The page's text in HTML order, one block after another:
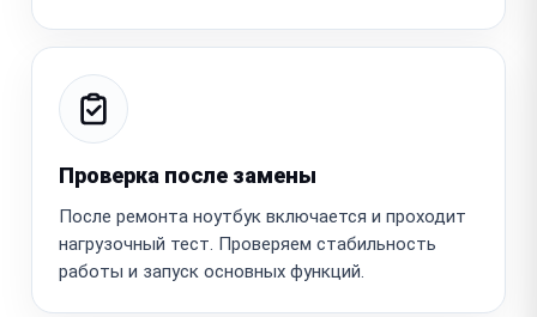
Проверка после замены
После ремонта ноутбук включается и проходит
нагрузочный тест. Проверяем стабильность
работы и запуск основных функций.